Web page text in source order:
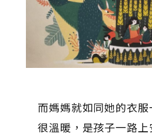
而媽媽就如同她的衣
很溫暖，是孩子一路